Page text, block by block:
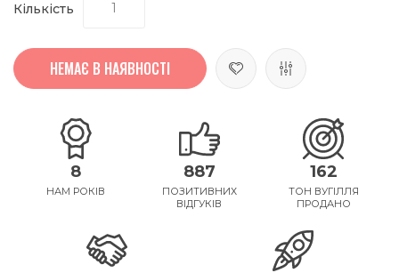
Кількість
НЕМАЄ В НАЯВНОСТІ
8
НАМ РОКІВ
887
ПОЗИТИВНИХ
ВІДГУКІВ
162
ТОН ВУГІЛЛЯ
ПРОДАНО